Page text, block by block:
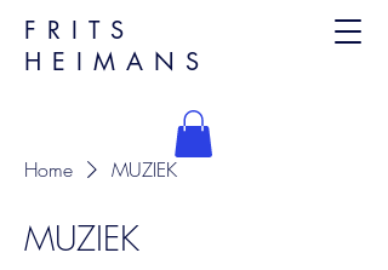
FRITS
HEIMANS
Home MUZIEK
MUZIEK